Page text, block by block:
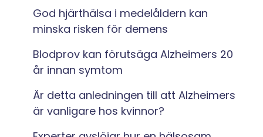
God hjärthälsa i medelåldern kan
minska risken för demens
Blodprov kan förutsäga Alzheimers 20
år innan symtom
Är detta anledningen till att Alzheimers
är vanligare hos kvinnor?